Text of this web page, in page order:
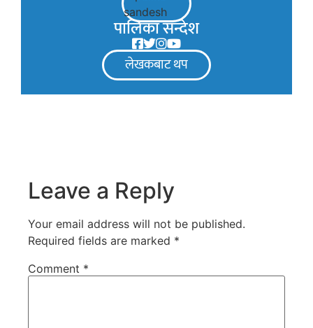
पालिका सन्देश
लेखकबाट थप
Leave a Reply
Your email address will not be published.
Required fields are marked *
Comment *